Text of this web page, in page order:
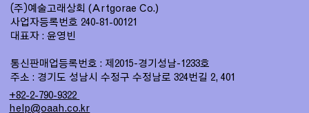
(주)예술고래상회 (Artgorae Co.)
사업자등록번호 240-81-00121
대표자 : 윤영빈
통신판매업등록번호 : 제2015-경기성남-1233호
주소 : 경기도 성남시 수정구 수정남로 324번길 2, 401
+82-2-790-9322
help@oaah.co.kr